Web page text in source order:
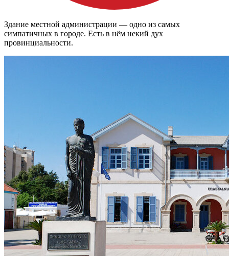
Здание местной администрации — одно из самых
симпатичных в городе. Есть в нём некий дух
провинциальности.